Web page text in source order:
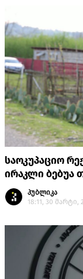
საოკუპაციო
ირაკლი ბებუა
პუბლიკა
18:11, 30 მარტი,